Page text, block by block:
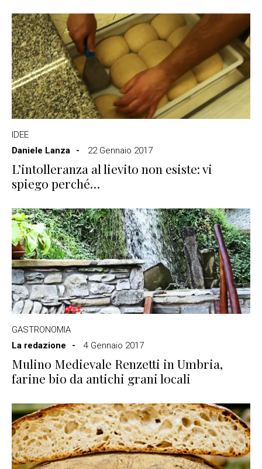
IDEE
Daniele Lanza
22 Gennaio 2017
L’intolleranza al lievito non esiste: vi
spiego perché…
GASTRONOMIA
La redazione
4 Gennaio 2017
Mulino Medievale Renzetti in Umbria,
farine bio da antichi grani locali